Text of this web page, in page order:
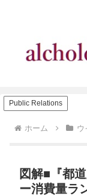
Public Relations
ホーム ウ
図解■『都
ー消費量ラ